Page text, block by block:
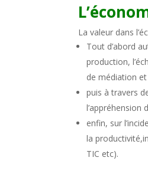
La valeur dans
Tout d’abord
production,
de médiation
puis à travers
l’appréhension
enfin, sur
la
TIC etc).